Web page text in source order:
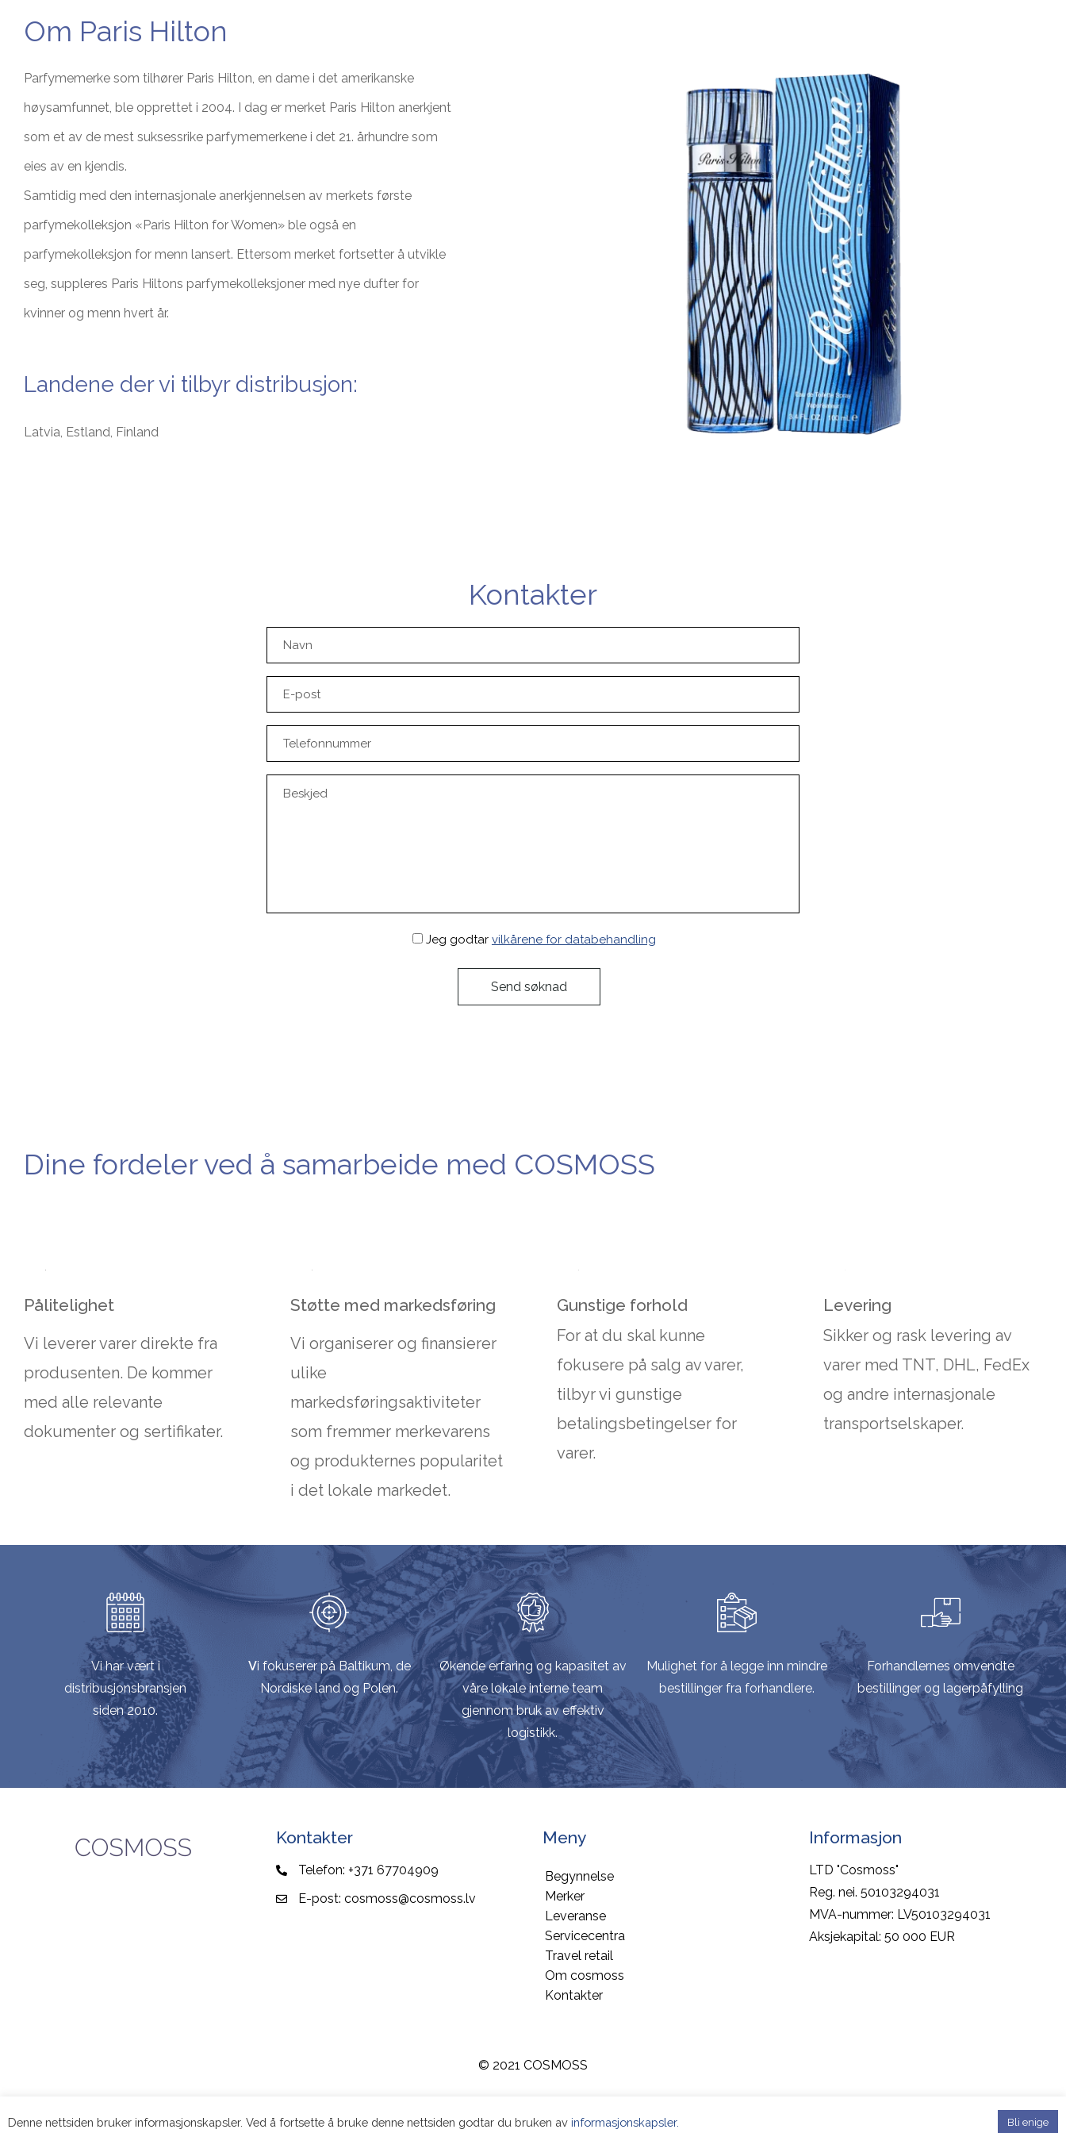
Om Paris Hilton
Parfymemerke som tilhører Paris Hilton, en dame i det amerikanske
høysamfunnet, ble opprettet i 2004. I dag er merket Paris Hilton anerkjent
som et av de mest suksessrike parfymemerkene i det 21. århundre som
eies av en kjendis.
Samtidig med den internasjonale anerkjennelsen av merkets første
parfymekolleksjon «Paris Hilton for Women» ble også en
parfymekolleksjon for menn lansert. Ettersom merket fortsetter å utvikle
seg, suppleres Paris Hiltons parfymekolleksjoner med nye dufter for
kvinner og menn hvert år.
Landene der vi tilbyr distribusjon:
Latvia, Estland, Finland
Kontakter
Jeg godtar vilkårene for databehandling
Dine fordeler ved å samarbeide med COSMOSS
Pålitelighet
Vi leverer varer direkte fra
produsenten. De kommer
med alle relevante
dokumenter og sertifikater.
Støtte med markedsføring
Vi organiserer og finansierer
ulike
markedsføringsaktiviteter
som fremmer merkevarens
og produkternes popularitet
i det lokale markedet.
Gunstige forhold
For at du skal kunne
fokusere på salg av varer,
tilbyr vi gunstige
betalingsbetingelser for
varer.
Levering
Sikker og rask levering av
varer med TNT, DHL, FedEx
og andre internasjonale
transportselskaper.
Vi har vært i
distribusjonsbransjen
siden 2010.
Vi fokuserer på Baltikum, de
Nordiske land og Polen.
Økende erfaring og kapasitet av
våre lokale interne team
gjennom bruk av effektiv
logistikk.
Mulighet for å legge inn mindre
bestillinger fra forhandlere.
Forhandlernes omvendte
bestillinger og lagerpåfylling
Kontakter
Telefon: +371 67704909
E-post: cosmoss@cosmoss.lv
Meny
Begynnelse
Merker
Leveranse
Servicecentra
Travel retail
Om cosmoss
Kontakter
Informasjon
LTD "Cosmoss"
Reg. nei. 50103294031
MVA-nummer: LV50103294031
Aksjekapital: 50 000 EUR
© 2021 COSMOSS
Denne nettsiden bruker informasjonskapsler. Ved å fortsette å bruke denne nettsiden godtar du bruken av informasjonskapsler. Bli enige